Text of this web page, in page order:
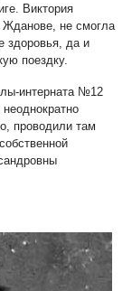
Виктория
не смогла
здоровья, да и
поездку.
интерната №12
проводили там